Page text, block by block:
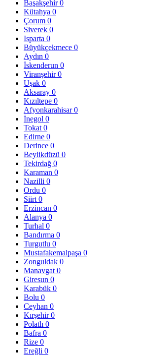
Başakşehir0
Kütahya 0
Çorum 0
Siverek 0
Isparta 0
Büyükçekmece 0
Aydın 0
İskenderun 0
Viranşehir0
Uşak 0
Aksaray 0
Kızıltepe 0
Afyonkarahisar0
İnegol 0
Tokat 0
Edirne 0
Derince 0
Beylikdüzü 0
Tekirdağ 0
Karaman 0
Nazilli 0
Ordu 0
Siirt 0
Erzincan 0
Alanya 0
Turhal 0
Bandırma 0
Turgutlu 0
Mustafakemalpaşa 0
Zonguldak 0
Manavgat 0
Giresun 0
Karabük 0
Bolu 0
Ceyhan 0
Kırşehir0
Polatlı 0
Bafra 0
Rize 0
Ereğli 0